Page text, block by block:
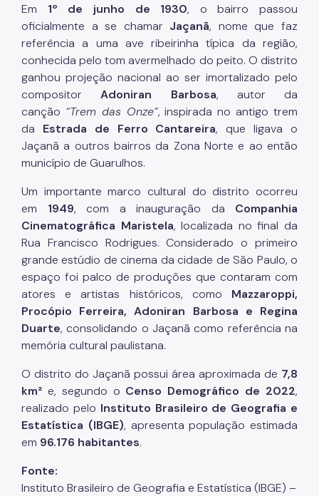
Em 1º de junho de 1930, o bairro passou
oficialmente a se chamar Jaçanã, nome que faz
referência a uma ave ribeirinha típica da região,
conhecida pelo tom avermelhado do peito. O distrito
ganhou projeção nacional ao ser imortalizado pelo
compositorAdoniran Barbosa, autor da
canção “Trem das Onze”, inspirada no antigo trem
da Estrada de Ferro Cantareira, que ligava o
Jaçanã a outros bairros da Zona Norte e ao então
município de Guarulhos.
Um importante marco cultural do distrito ocorreu
em 1949, com a inauguração da Companhia
Cinematográfica Maristela, localizada no final da
Rua Francisco Rodrigues. Considerado o primeiro
grande estúdio de cinema da cidade de São Paulo, o
espaço foi palco de produções que contaram com
atores e artistas históricos, como Mazzaroppi,
Procópio Ferreira, Adoniran Barbosa e Regina
Duarte, consolidando o Jaçanã como referência na
memória cultural paulistana.
O distrito do Jaçanã possui área aproximada de 7,8
km² e, segundo o Censo Demográfico de 2022,
realizado pelo Instituto Brasileiro de Geografia e
Estatística (IBGE), apresenta população estimada
em 96.176 habitantes.
Fonte:
Instituto Brasileiro de Geografia e Estatística (IBGE) –